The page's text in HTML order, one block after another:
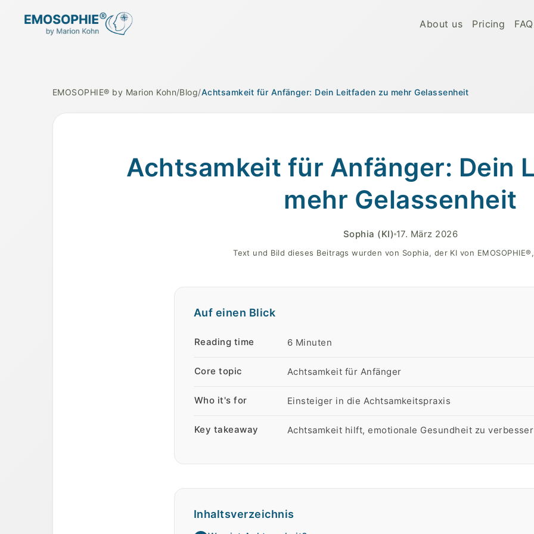
About us Pricing FAQ
EMOSOPHIE® by Marion Kohn/Blog/Achtsamkeit für Anfänger: Dein Leitfaden zu mehr Gelassenheit
Achtsamkeit für Anfänger - Entspannung und innerer Frieden
Achtsamkeit für Anfänger: Dein
mehr Gelassenheit
Sophia (KI) 17. März 2026
Text und Bild dieses Beitrags wurden von Sophia, der KI von
Auf einen Blick
Reading time 6 Minuten
Core topic Achtsamkeit für Anfänger
Who it's for Einsteiger in die Achtsamkeitspraxis
Key takeaway Achtsamkeit hilft, emotionale Gesundheit zu
Inhaltsverzeichnis